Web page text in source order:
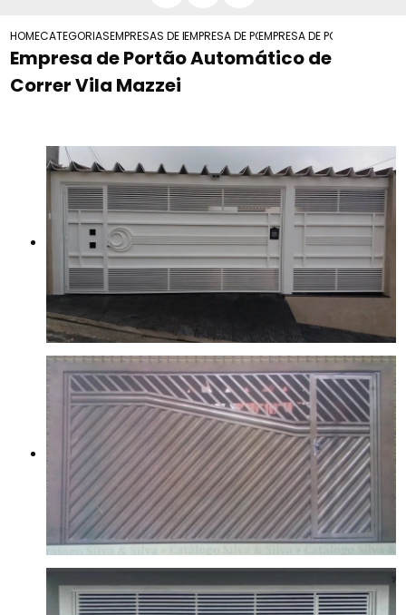
HOMECATEGORIASEMPRESAS DE PORTOES AUTOMATICOS
EMPRESA DE PORTAO AUTOMATICO DE
EMPRESA DE PORTAO
Empresa de Portão Automático de
Correr Vila Mazzei